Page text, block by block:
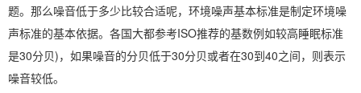
题。那么噪音低于多少比较合适呢，环境噪声基本标准是制定环境噪
声标准的基本依据。各国大都参考ISO推荐的基数例如较高睡眠标准
是30分贝)，如果噪音的分贝低于30分贝或者在30到40之间，则表示
噪音较低。